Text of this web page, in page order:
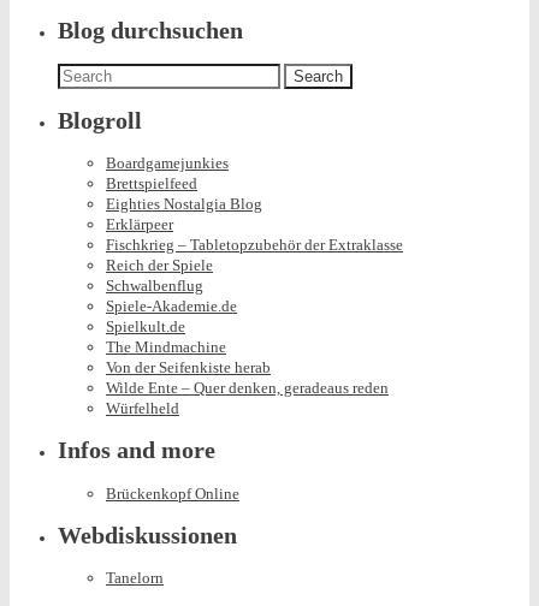
Blog durchsuchen
Search
for:
Blogroll
Boardgamejunkies
Brettspielfeed
Eighties Nostalgia Blog
Erklärpeer
Fischkrieg – Tabletopzubehör der Extraklasse
Reich der Spiele
Schwalbenflug
Spiele-Akademie.de
Spielkult.de
The Mindmachine
Von der Seifenkiste herab
Wilde Ente – Quer denken, geradeaus reden
Würfelheld
Infos and more
Brückenkopf Online
Webdiskussionen
Tanelorn